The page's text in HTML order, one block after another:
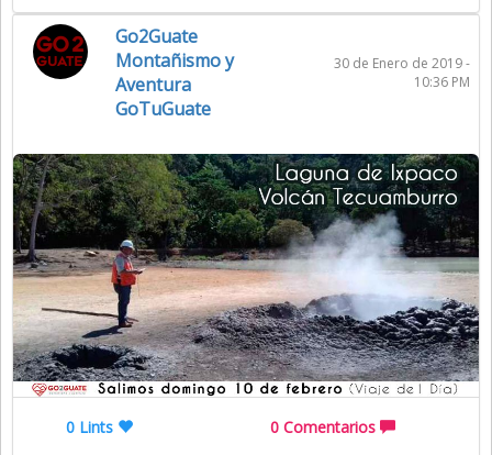
Go2Guate
Montañismo y
Aventura
GoTuGuate
30 de Enero de 2019 -
10:36 PM
0 Lints 0 Comentarios